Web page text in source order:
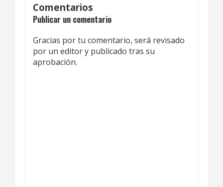
Comentarios
Publicar un comentario
Gracias por tu comentario, será revisado
por un editor y publicado tras su
aprobación.